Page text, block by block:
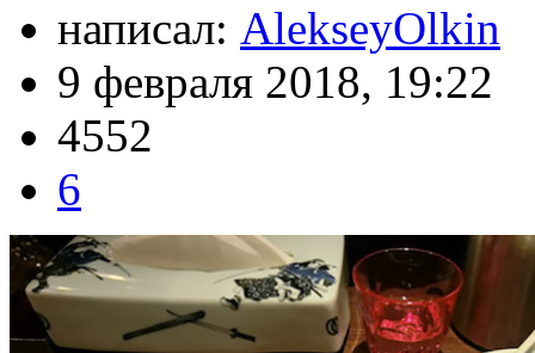
написал: AlekseyOlkin
9 февраля 2018, 19:22
4552
6